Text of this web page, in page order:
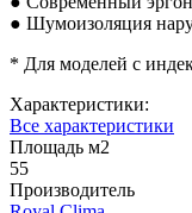
● Шумоизоляция
* Для моделей с
Характеристики:
Все характеристики
Площадь м2
55
Производитель